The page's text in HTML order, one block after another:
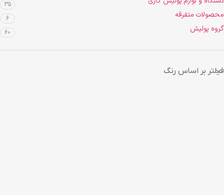
35
محصولات متفرقه 6
گروه پولیش 60
فیلتر بر اساس رنگ